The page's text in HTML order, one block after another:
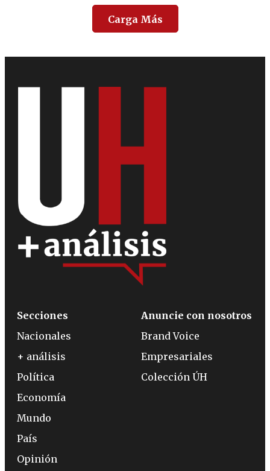
Carga Más
Secciones
Nacionales
+ análisis
Política
Economía
Mundo
País
Opinión
Anuncie con nosotros
Brand Voice
Empresariales
Colección ÚH